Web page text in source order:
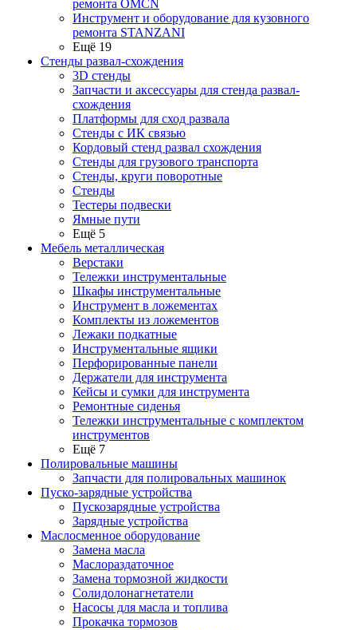
ремонта OMCN
Инструмент и оборудование для кузовного
ремонта STANZANI
Ещё 19
Стенды развал-схождения
3D стенды
Запчасти и аксессуары для стенда развал-
схождения
Платформы для сход развала
Стенды с ИК связью
Кордовый стенд развал схождения
Стенды для грузового транспорта
Стенды, круги поворотные
Стенды
Тестеры подвески
Ямные пути
Ещё 5
Мебель металлическая
Верстаки
Тележки инструментальные
Шкафы инструментальные
Инструмент в ложементах
Комплекты из ложементов
Лежаки подкатные
Инструментальные ящики
Перфорированные панели
Держатели для инструмента
Кейсы и сумки для инструмента
Ремонтные сиденья
Тележки инструментальные с комплектом
инструментов
Ещё 7
Полировальные машины
Запчасти для полировальных машинок
Пуско-зарядные устройства
Пускозарядные устройства
Зарядные устройства
Маслосменное оборудование
Замена масла
Маслораздаточное
Замена тормозной жидкости
Солидолонагнетатели
Насосы для масла и топлива
Прокачка тормозов